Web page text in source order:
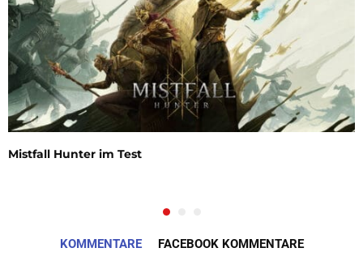
Mistfall Hunter im Test
KOMMENTARE FACEBOOK KOMMENTARE